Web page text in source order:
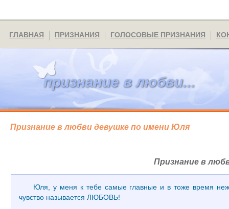
Признание в любви девушке по имени Юля
признание в любви...
ГЛАВНАЯ ПРИЗНАНИЯ ГОЛОСОВЫЕ ПРИЗНАНИЯ
Признание в
Юля, у меня к тебе самые главные и в тоже время
чувство называется ЛЮБОВЬ!